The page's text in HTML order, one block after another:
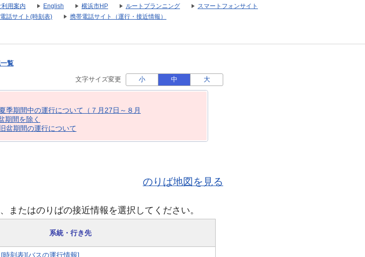
利用案内 English 横浜市HP ルートプランニング
スマートフォンサイト
話サイト(時刻表) 携帯電話サイト（運行・接近情報）
覧
文字サイズ変更 小 中 大
夏季期間中の運行について （ ７ 月 27日 ～ ８ 月
期間を除 く
旧盆期間の運行について
のりば地図を見る
またはのりばの接近情報を選択してください。
系統・行き先
[時刻表][バスの運行情報]